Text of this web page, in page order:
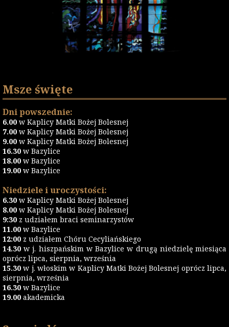
Msze święte
Dni powszednie:
6.00 w Kaplicy Matki Bożej Bolesnej
7.00 w Kaplicy Matki Bożej Bolesnej
9.00 w Kaplicy Matki Bożej Bolesnej
16.30 w Bazylice
18.00 w Bazylice
19.00 w Bazylice
Niedziele i uroczystości:
6.30 w Kaplicy Matki Bożej Bolesnej
8.00 w Kaplicy Matki Bożej Bolesnej
9:30 z udziałem braci seminarzystów
11.00 w Bazylice
12:00 z udziałem Chóru Cecyliańskiego
14.30 w j. hiszpańskim w Bazylice w drugą niedzielę miesiąca
oprócz lipca, sierpnia, września
15.30 w j. włoskim w Kaplicy Matki Bożej Bolesnej oprócz lipca,
sierpnia, września
16.30 w Bazylice
19.00 akademicka